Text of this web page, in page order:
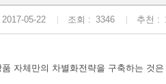
2017-05-22 조회 : 3346 추천 :
자체만의 차별화전략을 구축하는 것